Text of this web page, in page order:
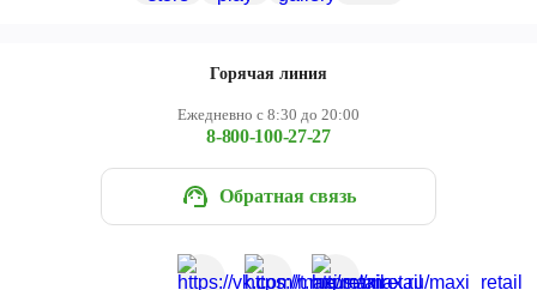
Горячая линия
Ежедневно с 8:30 до 20:00
8-800-100-27-27
Обратная связь